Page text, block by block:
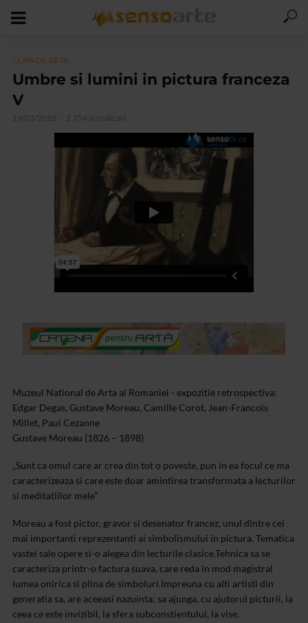
CLIPA DE ARTA
Umbre si lumini in pictura franceza
V
19/03/2010 2.754 vizualizari
Muzeul National de Arta al Romaniei - expozitie retrospectiva:
Edgar Degas, Gustave Moreau, Camille Corot, Jean-Francois
Millet, Paul Cezanne
Gustave Moreau (1826 – 1898)
„Sunt ca omul care ar crea din tot o poveste, pun in ea focul ce ma
caracterizeaza si care este doar amintirea transformata a lecturilor
si meditatiilor mele”
Moreau a fost pictor, gravor si desenator francez, unul dintre cei
mai importanti reprezentanti ai simbolismului in pictura. Tematica
vastei sale opere si-o alegea din lecturile clasice.Tehnica sa se
caracteriza printr-o factura suava, care reda in mod magistral
lumea onirica si plina de simboluri.Impreuna cu alti artisti din
generatia sa, are aceeasi nazuinta: sa ajunga, cu ajutorul picturii, la
ceea ce este invizibil, la sfera subconstientului, la vise.